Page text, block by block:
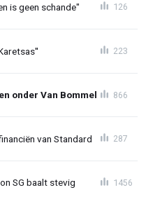
is geen schande" 126
223
onder Van Bommel 866
van Standard 287
SG baalt stevig 1456